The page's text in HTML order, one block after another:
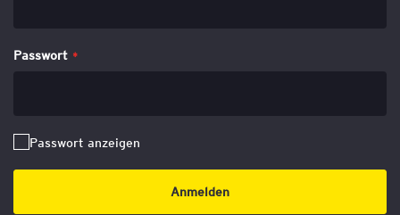
Passwort
Passwort anzeigen
Anmelden